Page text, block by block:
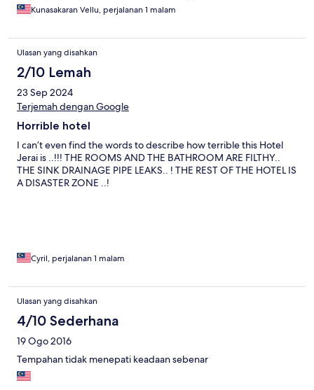
Kunasakaran Vellu, perjalanan 1 malam
Ulasan yang disahkan
2/10 Lemah
23 Sep 2024
Terjemah dengan Google
Horrible hotel
I can’t even find the words to describe how terrible this Hotel
Jerai is ..!!! THE ROOMS AND THE BATHROOM ARE FILTHY..
THE SINK DRAINAGE PIPE LEAKS.. ! THE REST OF THE HOTEL IS
A DISASTER ZONE ..!
Cyril, perjalanan 1 malam
Ulasan yang disahkan
4/10 Sederhana
19 Ogo 2016
Tempahan tidak menepati keadaan sebenar